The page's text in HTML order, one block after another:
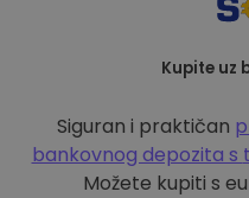
Kupite uz
Siguran i praktičan
bankovnog depozita s
Možete kupiti s